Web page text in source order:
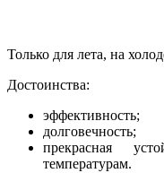
Только для лета, на
Достоинства:
эффективность;
долговечность;
прекрасная
температурам.